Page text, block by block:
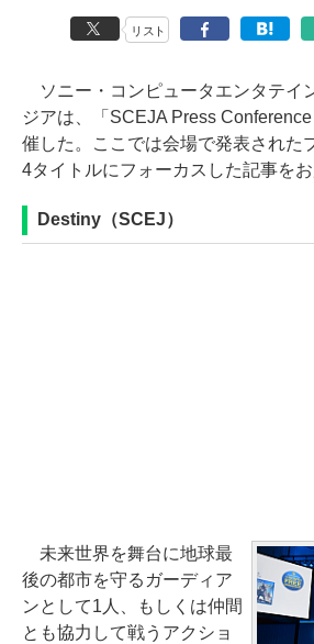
リスト
ソニー・コンピュータエンタテイ
ジアは、「SCEJA Press
催した。ここでは会場で発表された
4タイトルにフォーカスした記事をお
Destiny（SCEJ）
未来世界を舞台に地球最
後の都市を守るガーディア
ンとして1人、もしくは仲間
とも協力して戦うアクショ